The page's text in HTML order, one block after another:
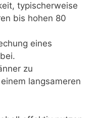
typischerweise
bis hohen 80
eines
zu
langsameren